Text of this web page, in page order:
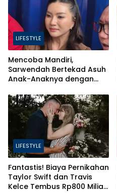
LIFESTYLE
Mencoba Mandiri,
Sarwendah Bertekad Asuh
Anak-Anaknya dengan
LIFESTYLE
Fantastis! Biaya Pernikahan
Taylor Swift dan Travis
Kelce Tembus Rp800 Miliar,